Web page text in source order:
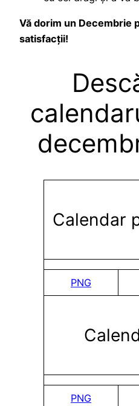
Vă dorim un Decembrie
satisfacții!
Calendar
PNG
PNG